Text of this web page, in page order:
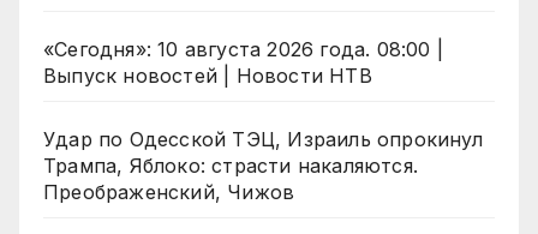
«Сегодня»: 10 августа 2026 года. 08:00 |
Выпуск новостей | Новости НТВ
Удар по Одесской ТЭЦ, Израиль опрокинул
Трампа, Яблоко: страсти накаляются.
Преображенский, Чижов